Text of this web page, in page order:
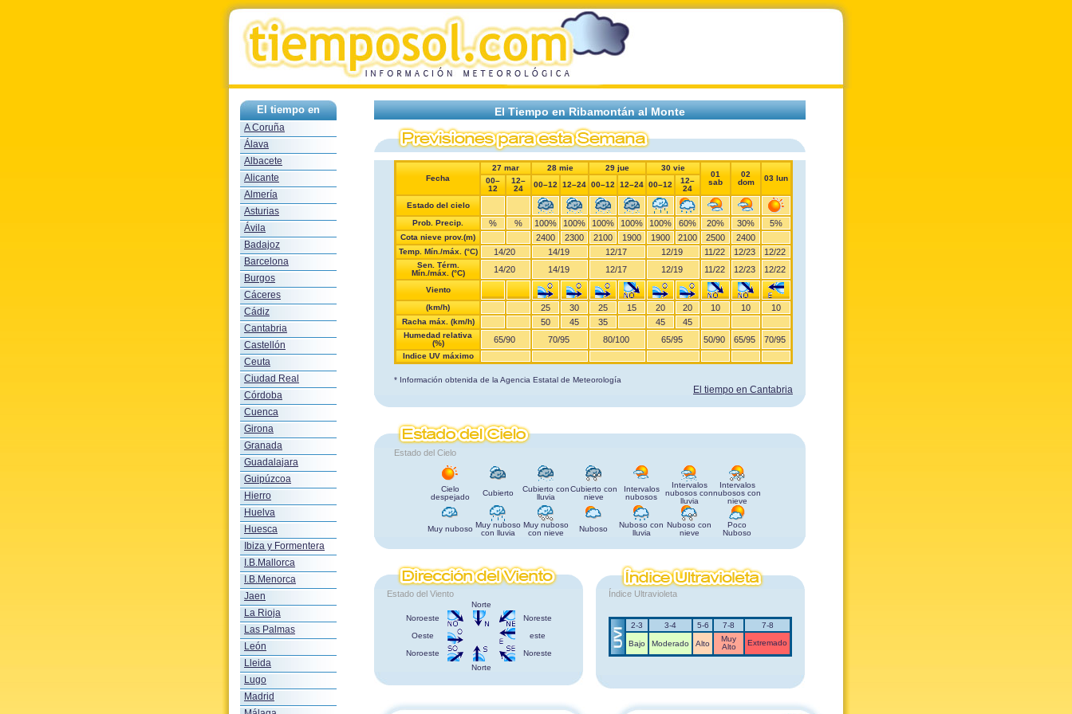
El tiempo en
A Coruña
Álava
Albacete
Alicante
Almería
Asturias
Ávila
Badajoz
Barcelona
Burgos
Cáceres
Cádiz
Cantabria
Castellón
Ceuta
Ciudad Real
Córdoba
Cuenca
Girona
Granada
Guadalajara
Guipúzcoa
Hierro
Huelva
Huesca
Ibiza y Formentera
I.B.Mallorca
I.B.Menorca
Jaen
La Rioja
Las Palmas
León
Lleida
Lugo
Madrid
El Tiempo en Ribamontán al Monte
Fecha
27 mar 28 mie 29 jue 30 vie
01
sab
02
dom
03 lun
00–
12
12–
24
00–12 12–24 00–12 12–24 00–12
12–
24
Estado del cielo
Prob. Precip.
% % 100% 100% 100% 100% 100% 60% 20% 30% 5%
Cota nieve prov.(m) 2400 2300 2100 1900 1900 2100 2500 2400
Temp. Mín./máx. (°C) 14/20 14/19 12/17 12/19 11/22 12/23 12/22
Sen. Térm.
Mín./máx. (°C)
14/20 14/19 12/17 12/19 11/22 12/23 12/22
Viento
(km/h)
25 30 25 15 20 20 10 10 10
Racha máx. (km/h) 50 45 35 45 45
Humedad relativa
(%)
65/90 70/95 80/100 65/95 50/90 65/95 70/95
Indice UV máximo
* Información obtenida de la Agencia Estatal de Meteorología
El tiempo en Cantabria
Estado del Cielo
Cielo
despejado
Cubierto
Cubierto con
lluvia
Cubierto con
nieve
Intervalos
nubosos
Intervalos
nubosos con
lluvia
Intervalos
nubosos con
nieve
Muy nuboso Muy nuboso
con lluvia
Muy nuboso
con nieve
Nuboso
Nuboso con
lluvia
Nuboso con
nieve
Poco
Nuboso
Estado del Viento
Norte
Noroeste
Noreste
Oeste
este
Noroeste
Noreste
Norte
Índice Ultravioleta
2-3 3-4 5-6 7-8 7-8
Bajo Moderado Alto
Muy
Alto
Extremado